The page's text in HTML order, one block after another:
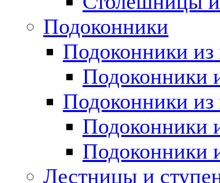
Подоконники
Подоконники из
Подоконники
Подоконники из
Подоконники
Подоконники
Лестницы и